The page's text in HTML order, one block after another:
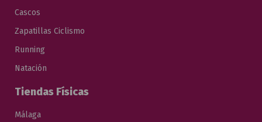
Cascos
Zapatillas Ciclismo
Running
Natación
Tiendas Físicas
Málaga